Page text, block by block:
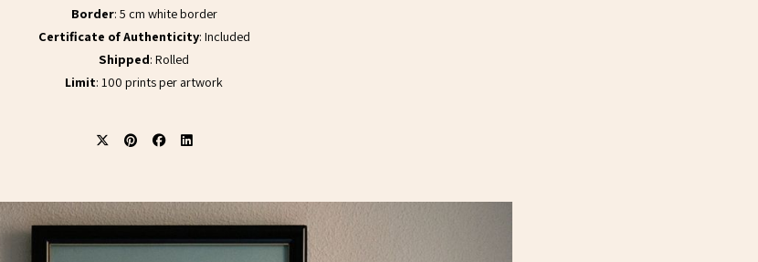
Border: 5 cm white border
Certificate of Authenticity: Included
Shipped: Rolled
Limit: 100 prints per artwork